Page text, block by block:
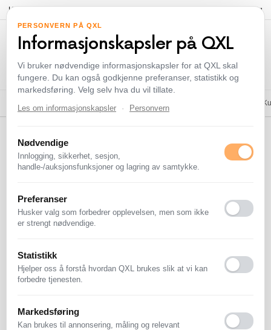
PERSONVERN PÅ QXL
Informasjonskapsler på QXL
Vi bruker nødvendige informasjonskapsler for at QXL skal
fungere. Du kan også godkjenne preferanser, statistikk og
markedsføring. Velg selv hva du vil tillate.
Les om informasjonskapsler · Personvern
Nødvendige
Innlogging, sikkerhet, sesjon,
handle-/auksjonsfunksjoner og lagring av samtykke.
Preferanser
Husker valg som forbedrer opplevelsen, men som ikke
er strengt nødvendige.
Statistikk
Hjelper oss å forstå hvordan QXL brukes slik at vi kan
forbedre tjenesten.
Markedsføring
Kan brukes til annonsering, måling og relevant
Hei!Logg innellerregistrer deg Selg
Frimerker Postkort Musikk - CD & Vinyl Samleobjekter, Antikviteter &
Myntruller
Myntruller
Slutter snart
VISER DET ENE RESULTATET